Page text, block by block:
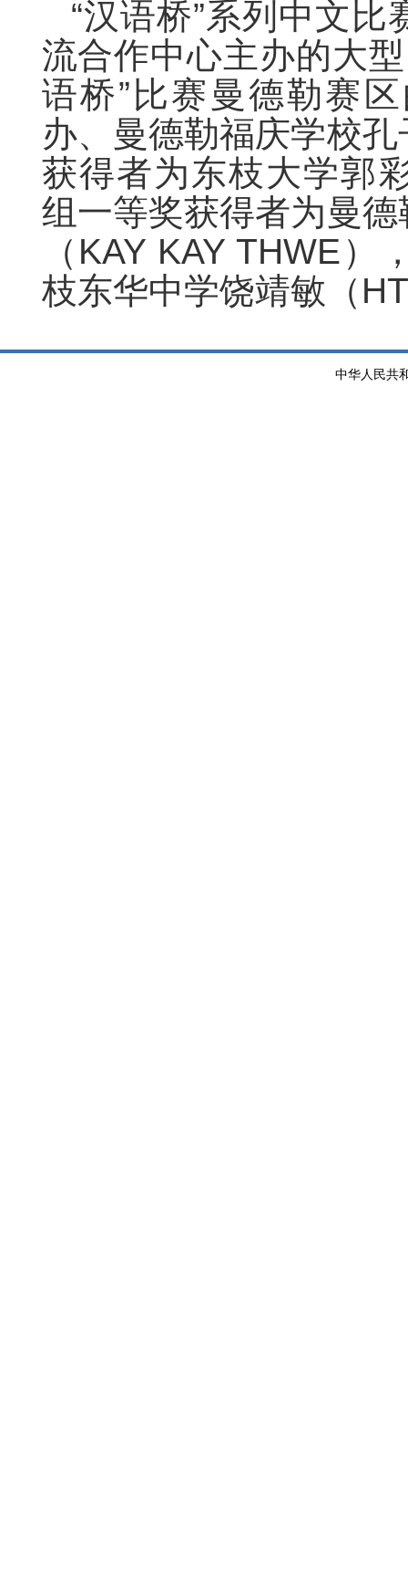
“汉语桥”系列中文
流合作中心主办的大
语桥”比赛曼德勒赛
办、曼德勒福庆学校
获得者为东枝大学郭
组一等奖获得者为曼
（KAY KAY THWE
枝东华中学饶靖敏（
中华人民共